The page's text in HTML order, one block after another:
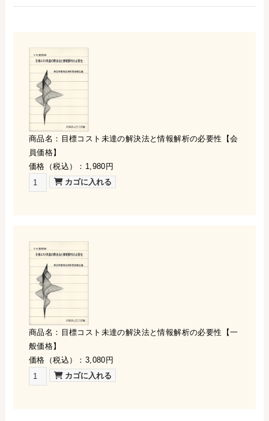
商品名：目標コスト未達の解決法と情報解析の必要性【会
員価格】
価格（税込）：1,980円
商品名：目標コスト未達の解決法と情報解析の必要性【一
般価格】
価格（税込）：3,080円